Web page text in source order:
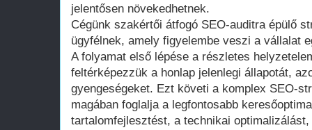
jelentősen növekedhetnek.
Cégünk szakértői átfogó SEO-auditra épülő
ügyfélnek, amely figyelembe veszi a vállalat
A folyamat első lépése a részletes
feltérképezzük a honlap jelenlegi állapotát,
gyengeségeket. Ezt követi a komplex SEO-
magában foglalja a legfontosabb
tartalomfejlesztést, a technikai